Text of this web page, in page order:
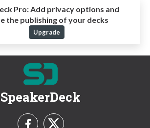
Pro:Add privacy options and
the publishing of your decks
Upgrade
SpeakerDeck